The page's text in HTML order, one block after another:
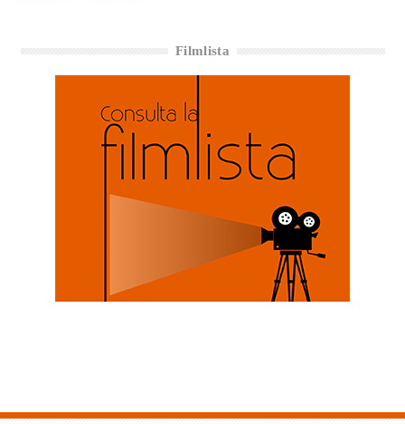
Filmlista